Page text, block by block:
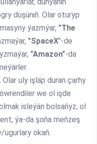
düşüniň. Olar oturyp
ýazmýar, "The
"SpaceX"-de
"Amazon"-da
uly işläp duran çarhy
we ol işde
isleýän bolsaňyz, ol
ýa-da şoňa meňzeş
ugurlary okaň.